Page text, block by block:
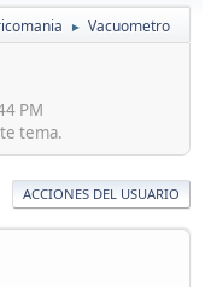
► Vacuometro
PM
tema.
ACCIONES DEL USUARIO